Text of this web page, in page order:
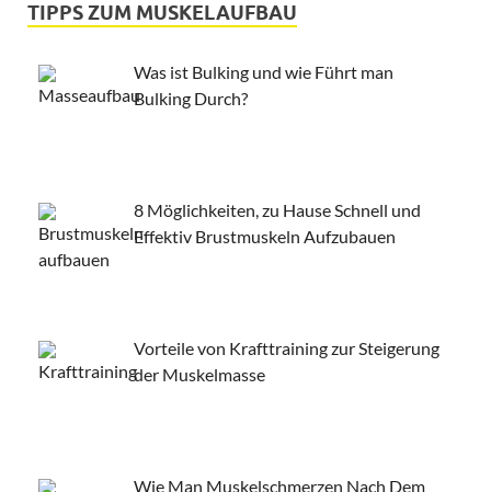
TIPPS ZUM MUSKELAUFBAU
Was ist Bulking und wie Führt man
Bulking Durch?
8 Möglichkeiten, zu Hause Schnell und
Effektiv Brustmuskeln Aufzubauen
Vorteile von Krafttraining zur Steigerung
der Muskelmasse
Wie Man Muskelschmerzen Nach Dem